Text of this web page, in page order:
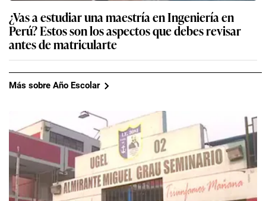
¿Vas a estudiar una maestría en Ingeniería en
Perú? Estos son los aspectos que debes revisar
antes de matricularte
Más sobre Año Escolar